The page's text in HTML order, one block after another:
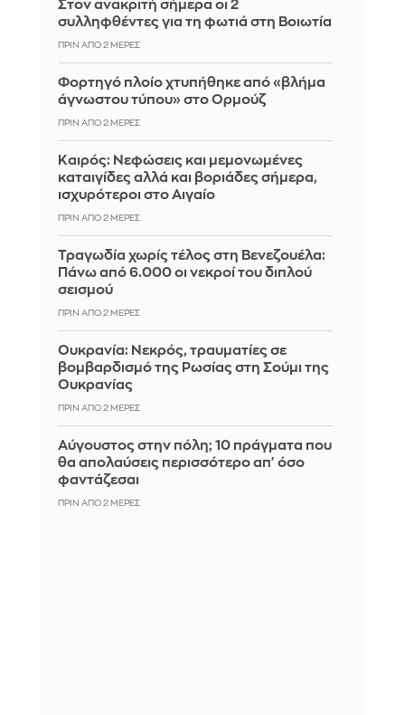
Στον ανακριτή σήμερα οι 2
συλληφθέντες για τη φωτιά στη Βοιωτία
ΠΡΙΝ ΑΠΌ 2 ΜΈΡΕΣ
Φορτηγό πλοίο χτυπήθηκε από «βλήμα
άγνωστου τύπου» στο Ορμούζ
ΠΡΙΝ ΑΠΌ 2 ΜΈΡΕΣ
Καιρός: Νεφώσεις και μεμονωμένες
καταιγίδες αλλά και βοριάδες σήμερα,
ισχυρότεροι στο Αιγαίο
ΠΡΙΝ ΑΠΌ 2 ΜΈΡΕΣ
Τραγωδία χωρίς τέλος στη Βενεζουέλα:
Πάνω από 6.000 οι νεκροί του διπλού
σεισμού
ΠΡΙΝ ΑΠΌ 2 ΜΈΡΕΣ
Ουκρανία: Νεκρός, τραυματίες σε
βομβαρδισμό της Ρωσίας στη Σούμι της
Ουκρανίας
ΠΡΙΝ ΑΠΌ 2 ΜΈΡΕΣ
Αύγουστος στην πόλη; 10 πράγματα που
θα απολαύσεις περισσότερο απ' όσο
φαντάζεσαι
ΠΡΙΝ ΑΠΌ 2 ΜΈΡΕΣ